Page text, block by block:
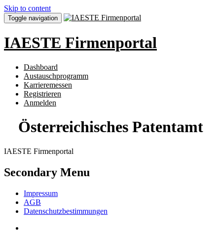
Skip to content
Toggle navigation
IAESTE Firmenportal
Dashboard
Austauschprogramm
Karrieremessen
Registrieren
Anmelden
Österreichisches Patentamt
IAESTE Firmenportal
Secondary Menu
Impressum
AGB
Datenschutzbestimmungen